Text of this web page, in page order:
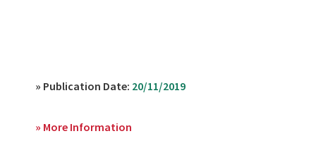
» Publication Date: 20/11/2019
» More Information